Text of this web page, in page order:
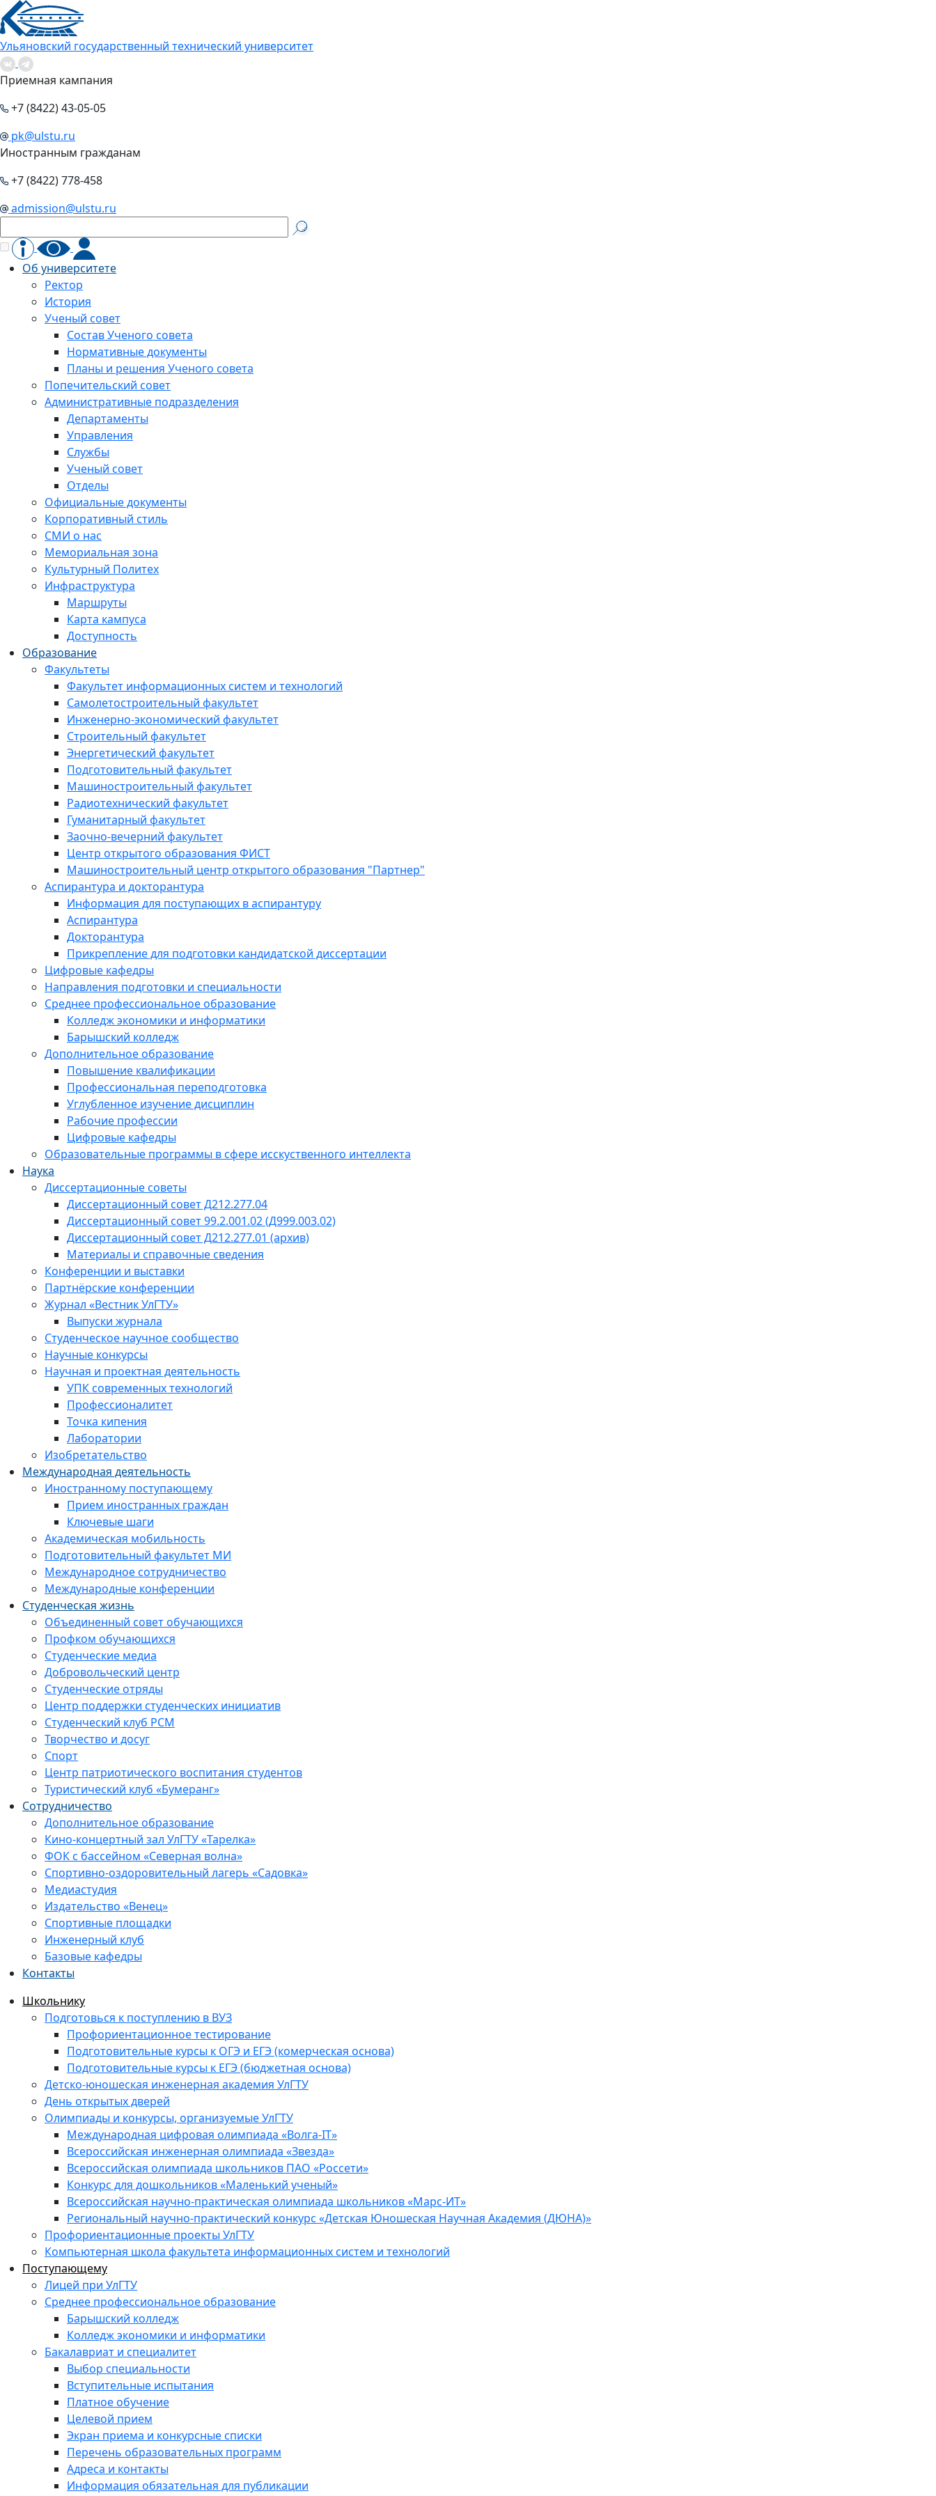
Ульяновский государственный технический университет
Приемная кампания
+7 (8422) 43-05-05
pk@ulstu.ru
Иностранным гражданам
+7 (8422) 778-458
admission@ulstu.ru
Об университете
Ректор
История
Ученый совет
Состав Ученого совета
Нормативные документы
Планы и решения Ученого совета
Попечительский совет
Административные подразделения
Департаменты
Управления
Службы
Ученый совет
Отделы
Официальные документы
Корпоративный стиль
СМИ о нас
Мемориальная зона
Культурный Политех
Инфраструктура
Маршруты
Карта кампуса
Доступность
Образование
Факультеты
Факультет информационных систем и технологий
Самолетостроительный факультет
Инженерно-экономический факультет
Строительный факультет
Энергетический факультет
Подготовительный факультет
Машиностроительный факультет
Радиотехнический факультет
Гуманитарный факультет
Заочно-вечерний факультет
Центр открытого образования ФИСТ
Машиностроительный центр открытого образования "Партнер"
Аспирантура и докторантура
Информация для поступающих в аспирантуру
Аспирантура
Докторантура
Прикрепление для подготовки кандидатской диссертации
Цифровые кафедры
Направления подготовки и специальности
Среднее профессиональное образование
Колледж экономики и информатики
Барышский колледж
Дополнительное образование
Повышение квалификации
Профессиональная переподготовка
Углубленное изучение дисциплин
Рабочие профессии
Цифровые кафедры
Образовательные программы в сфере исскуственного интеллекта
Наука
Диссертационные советы
Диссертационный совет Д212.277.04
Диссертационный совет 99.2.001.02 (Д999.003.02)
Диссертационный совет Д212.277.01 (архив)
Материалы и справочные сведения
Конференции и выставки
Партнёрские конференции
Журнал «Вестник УлГТУ»
Выпуски журнала
Студенческое научное сообщество
Научные конкурсы
Научная и проектная деятельность
УПК современных технологий
Профессионалитет
Точка кипения
Лаборатории
Изобретательство
Международная деятельность
Иностранному поступающему
Прием иностранных граждан
Ключевые шаги
Академическая мобильность
Подготовительный факультет МИ
Международное сотрудничество
Международные конференции
Студенческая жизнь
Объединенный совет обучающихся
Профком обучающихся
Студенческие медиа
Добровольческий центр
Студенческие отряды
Центр поддержки студенческих инициатив
Студенческий клуб РСМ
Творчество и досуг
Спорт
Центр патриотического воспитания студентов
Туристический клуб «Бумеранг»
Сотрудничество
Дополнительное образование
Кино-концертный зал УлГТУ «Тарелка»
ФОК с бассейном «Северная волна»
Спортивно-оздоровительный лагерь «Садовка»
Медиастудия
Издательство «Венец»
Спортивные площадки
Инженерный клуб
Базовые кафедры
Контакты
Школьнику
Подготовься к поступлению в ВУЗ
Профориентационное тестирование
Подготовительные курсы к ОГЭ и ЕГЭ (комерческая основа)
Подготовительные курсы к ЕГЭ (бюджетная основа)
Детско-юношеская инженерная академия УлГТУ
День открытых дверей
Олимпиады и конкурсы, организуемые УлГТУ
Международная цифровая олимпиада «Волга-IT»
Всероссийская инженерная олимпиада «Звезда»
Всероссийская олимпиада школьников ПАО «Россети»
Конкурс для дошкольников «Маленький ученый»
Всероссийская научно-практическая олимпиада школьников «Марс-ИТ»
Региональный научно-практический конкурс «Детская Юношеская Научная Академия (ДЮНА)»
Профориентационные проекты УлГТУ
Компьютерная школа факультета информационных систем и технологий
Поступающему
Лицей при УлГТУ
Среднее профессиональное образование
Барышский колледж
Колледж экономики и информатики
Бакалавриат и специалитет
Выбор специальности
Вступительные испытания
Платное обучение
Целевой прием
Экран приема и конкурсные списки
Перечень образовательных программ
Адреса и контакты
Информация обязательная для публикации